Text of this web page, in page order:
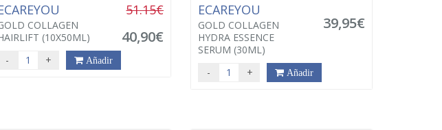
COLLAGEN
(10X50ML)
51.15€
40,90€
- + Añadir
ECAREYOU
GOLD COLLAGEN
HYDRA ESSENCE
SERUM (30ML)
39,95€
- + Añadir